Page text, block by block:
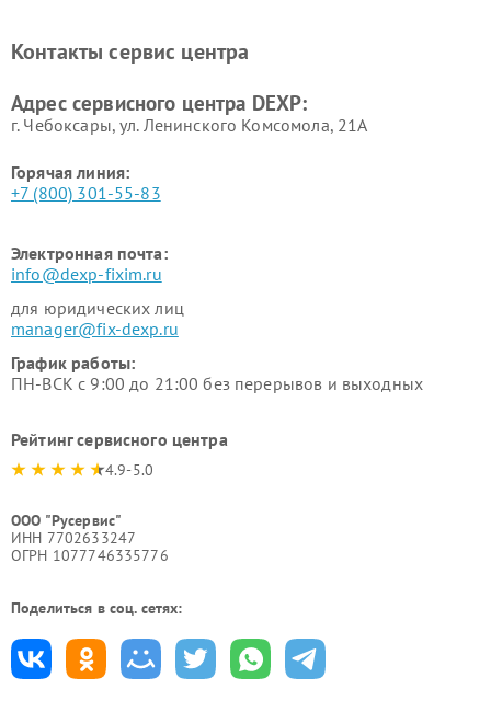
Ремонт серверов DEXP
Ремонт мини пк DEXP
Контакты сервис центра
Адрес сервисного центра DEXP:
г. Чебоксары, ул. Ленинского Комсомола, 21А
Горячая линия:
+7 (800) 301-55-83
Электронная почта:
info@dexp-fixim.ru
для юридических лиц
manager@fix-dexp.ru
График работы:
ПН-ВСК с 9:00 до 21:00 без перерывов и выходных
Рейтинг сервисного центра
4.9-5.0
ООО "Русервис"
ИНН 7702633247
ОГРН 1077746335776
Поделиться в соц. сетях: